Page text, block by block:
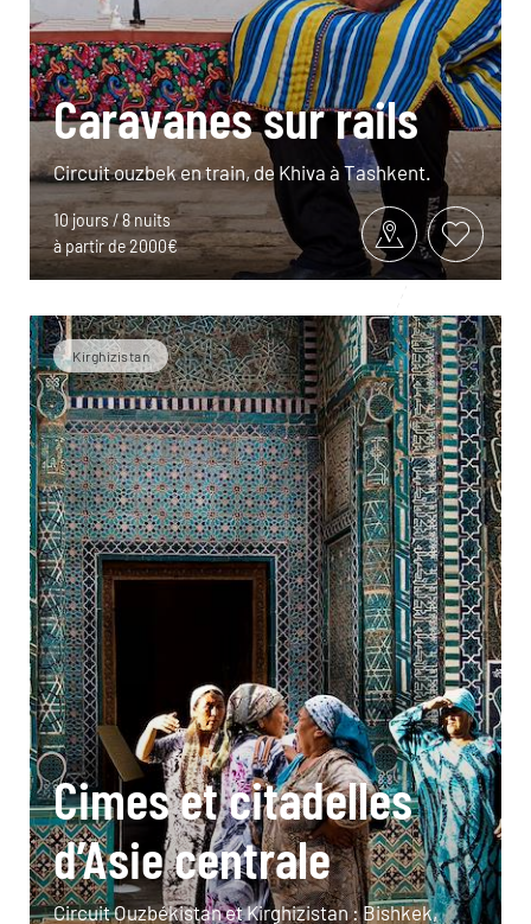
Caravanes sur rails
Circuit ouzbek en train, de Khiva à Tashkent.
10 jours / 8 nuits
à partir de 2000€
Kirghizistan
Cimes et citadelles
d’Asie centrale
Circuit Ouzbékistan et Kirghizistan : Bishkek,